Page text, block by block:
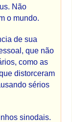
Não
o mundo.
de sua
que não
como as
distorceram
sérios
sinodais.